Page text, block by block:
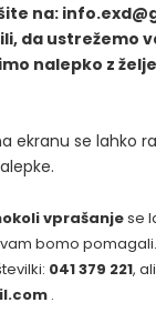
na:
da ustrežemo
nalepko z
ekranu se lahko
vprašanjese
bomo
041 379 221,
.